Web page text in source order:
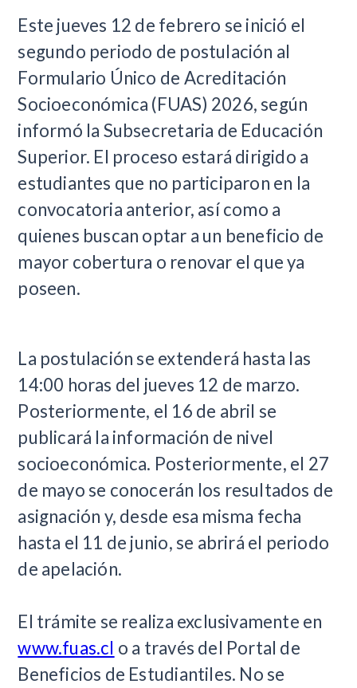
Este jueves 12 de febrero se inició el
segundo periodo de postulación al
Formulario Único de Acreditación
Socioeconómica (FUAS) 2026, según
informó la Subsecretaria de Educación
Superior. El proceso estará dirigido a
estudiantes que no participaron en la
convocatoria anterior, así como a
quienes buscan optar a un beneficio de
mayor cobertura o renovar el que ya
poseen.
La postulación se extenderá hasta las
14:00 horas del jueves 12 de marzo.
Posteriormente, el 16 de abril se
publicará la información de nivel
socioeconómica. Posteriormente, el 27
de mayo se conocerán los resultados de
asignación y, desde esa misma fecha
hasta el 11 de junio, se abrirá el periodo
de apelación.
El trámite se realiza exclusivamente en
www.fuas.cl o a través del Portal de
Beneficios de Estudiantiles. No se